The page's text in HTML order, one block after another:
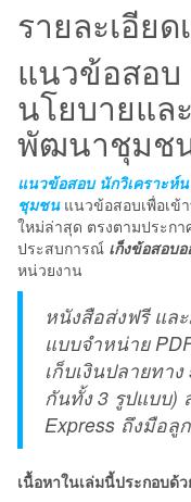
กรม
พัฒนา
ชุมชน
ชิ้น
รายละเอียด
แนวข้อสอบ
นโยบายแล
พัฒนาชุมช
แนวข้อสอบ นักวิเคราะห์
ชุมชนแนวข้อสอบเพื่อเข้
ใหม่ล่าสุด ตรงตามประก
ประสบการณ์ เก็งข้อสอบ
หน่วยงาน
หนังสือส่งฟรี แล
แบบจำหน่าย
เก็บเงินปลายทา
กันทั้ง 3 รูปแบบ)
Express ถึงมือลู
เนื้อหาในเล่มนี้ประกอบด้